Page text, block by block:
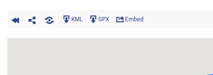
KML GPX Embed